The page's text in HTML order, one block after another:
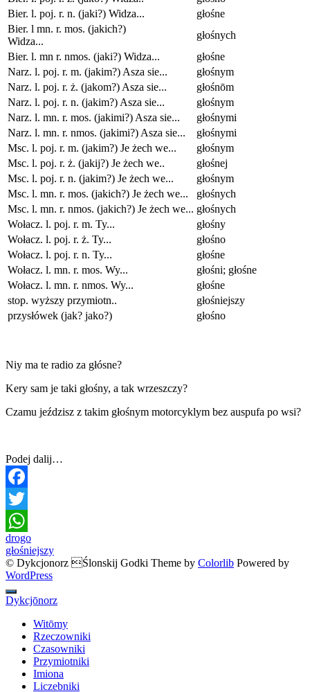
Bier. l. poj. r. n. (jaki?) Widza...
głośne
Bier. l mn. r. mos. (jakich?)
Widza...
głośnych
Bier. l. mn r. nmos. (jaki?) Widza...
głośne
Narz. l. poj. r. m. (jakim?) Asza sie...
głośnym
Narz. l. poj. r. ż. (jakom?) Asza sie...
głośnōm
Narz. l. poj. r. n. (jakim?) Asza sie...
głośnym
Narz. l. mn. r. mos. (jakimi?) Asza sie...
głośnymi
Narz. l. mn. r. nmos. (jakimi?) Asza sie...
głośnymi
Msc. l. poj. r. m. (jakim?) Je żech we...
głośnym
Msc. l. poj. r. ż. (jakij?) Je żech we..
głośnej
Msc. l. poj. r. n. (jakim?) Je żech we...
głośnym
Msc. l. mn. r. mos. (jakich?) Je żech we...
głośnych
Msc. l. mn. r. nmos. (jakich?) Je żech we... głośnych
Wołacz. l. poj. r. m. Ty...
głośny
Wołacz. l. poj. r. ż. Ty...
głośno
Wołacz. l. poj. r. n. Ty...
głośne
Wołacz. l. mn. r. mos. Wy...
głośni; głośne
Wołacz. l. mn. r. nmos. Wy...
głośne
stop. wyższy przymiotn..
głośniejszy
przysłówek (jak? jako?)
głośno
Niy ma te radio za głósne?
Kery sam je taki głośny, a tak wrzeszczy?
Czamu jeździsz z takim głośnym motorcyklym bez auspufa po wsi?
Podej dalij…
Facebook
Twitter
WhatsApp
Post
navigation
drogo
głośniejszy
© Dykcjonorz Ślonskij Godki Theme by Colorlib Powered by
WordPress
Dykcjōnorz
Witōmy
Rzeczowniki
Czasowniki
Przymiotniki
Imiona
Liczebniki